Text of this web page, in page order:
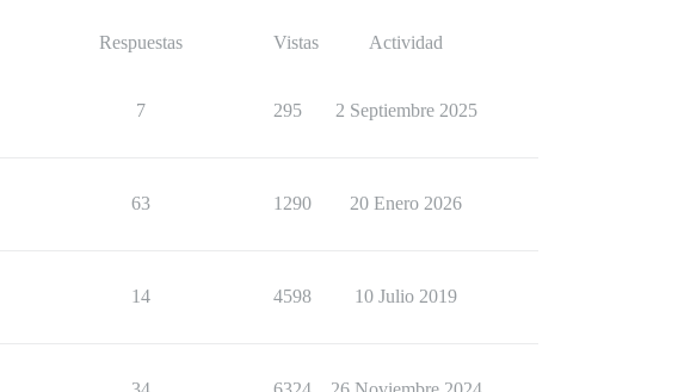
Respuestas Vistas Actividad
7 295 2 Septiembre 2025
63 1290 20 Enero 2026
14 4598 10 Julio 2019